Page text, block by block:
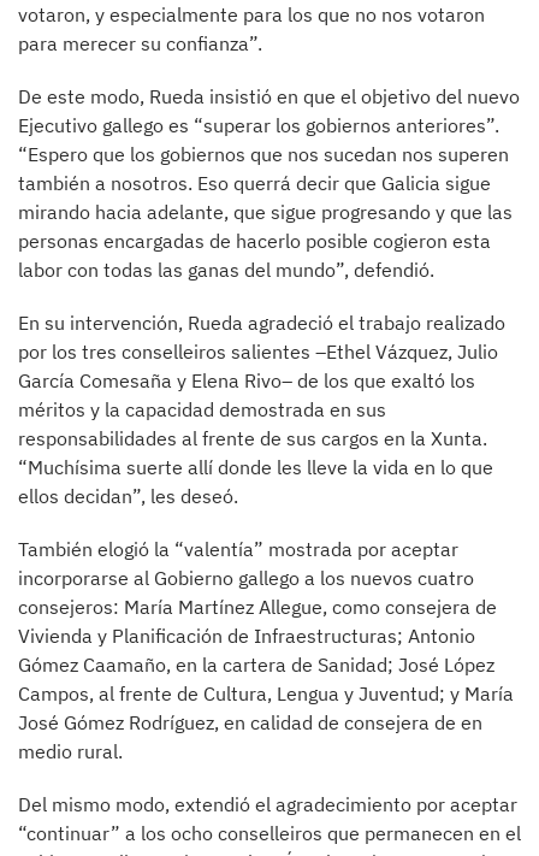
votaron, y especialmente para los que no nos votaron
para merecer su confianza”.
De este modo, Rueda insistió en que el objetivo del nuevo
Ejecutivo gallego es “superar los gobiernos anteriores”.
“Espero que los gobiernos que nos sucedan nos superen
también a nosotros. Eso querrá decir que Galicia sigue
mirando hacia adelante, que sigue progresando y que las
personas encargadas de hacerlo posible cogieron esta
labor con todas las ganas del mundo”, defendió.
En su intervención, Rueda agradeció el trabajo realizado
por los tres conselleiros salientes –Ethel Vázquez, Julio
García Comesaña y Elena Rivo– de los que exaltó los
méritos y la capacidad demostrada en sus
responsabilidades al frente de sus cargos en la Xunta.
“Muchísima suerte allí donde les lleve la vida en lo que
ellos decidan”, les deseó.
También elogió la “valentía” mostrada por aceptar
incorporarse al Gobierno gallego a los nuevos cuatro
consejeros: María Martínez Allegue, como consejera de
Vivienda y Planificación de Infraestructuras; Antonio
Gómez Caamaño, en la cartera de Sanidad; José López
Campos, al frente de Cultura, Lengua y Juventud; y María
José Gómez Rodríguez, en calidad de consejera de en
medio rural.
Del mismo modo, extendió el agradecimiento por aceptar
“continuar” a los ocho conselleiros que permanecen en el